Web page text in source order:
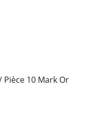
Pièce 10 Mark Or